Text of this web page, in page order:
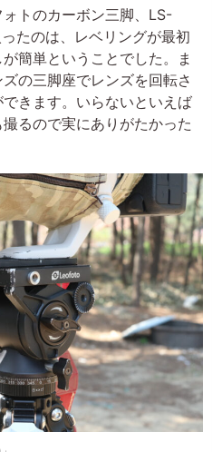
トのカーボン三脚、LS-
たのは、レベリングが最初
簡単ということでした。ま
の三脚座でレンズを回転さ
きます。いらないといえば
るので実にありがたかった